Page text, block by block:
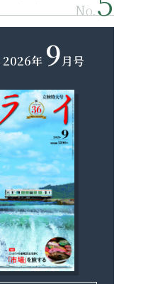
No.
2026年 9月号